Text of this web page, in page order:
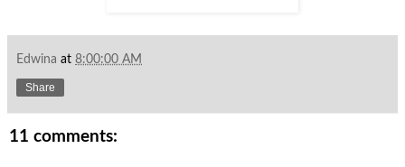
Edwina at 8:00:00 AM
Share
11 comments: